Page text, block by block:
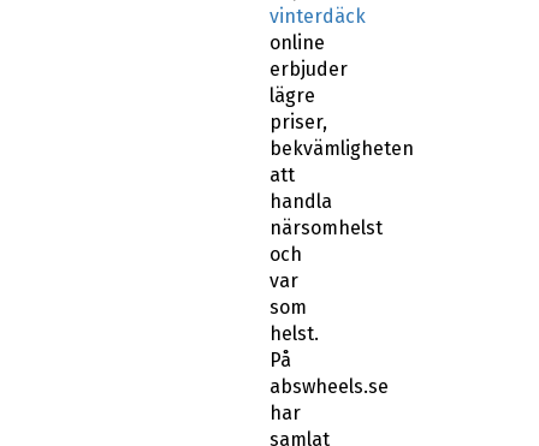
online
erbjuder
lägre
priser,
bekvämligheten
att
handla
närsomhelst
och
var
som
helst.
På
abswheels.se
har
samlat